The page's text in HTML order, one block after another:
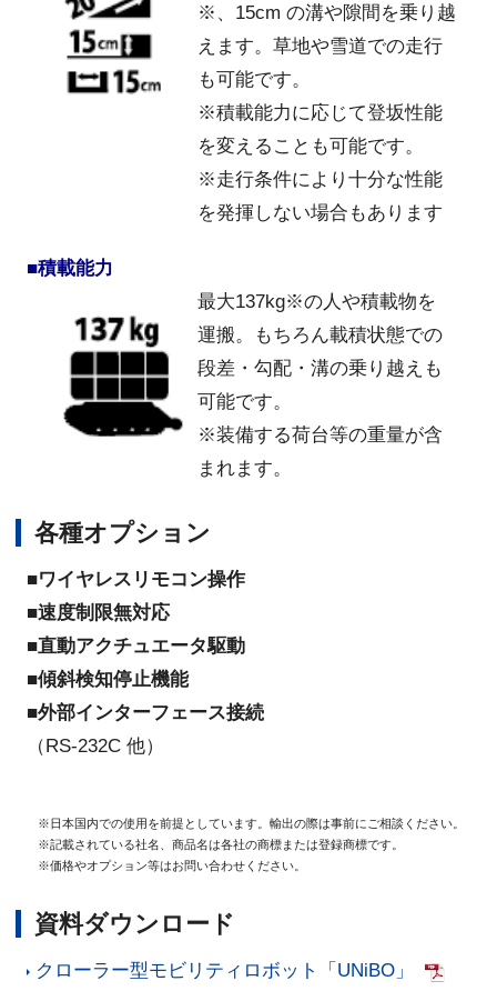
※、15cm の溝や隙間を乗り越
えます。草地や雪道での走行
も可能です。
※積載能力に応じて登坂性能
を変えることも可能です。
※走行条件により十分な性能
を発揮しない場合もあります
■積載能力
最大137kg※の人や積載物を
運搬。もちろん載積状態での
段差・勾配・溝の乗り越えも
可能です。
※装備する荷台等の重量が含
まれます。
各種オプション
■ワイヤレスリモコン操作
■速度制限無対応
■直動アクチュエータ駆動
■傾斜検知停止機能
■外部インターフェース接続
（RS-232C 他）
※日本国内での使用を前提としています。輸出の際は事前にご相談ください。
※記載されている社名、商品名は各社の商標または登録商標です。
※価格やオプション等はお問い合わせください。
資料ダウンロード
クローラー型モビリティロボット「UNiBO」